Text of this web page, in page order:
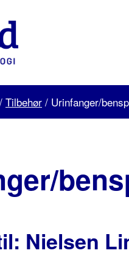
/ Tilbehør / Urinfanger/
Nielsen